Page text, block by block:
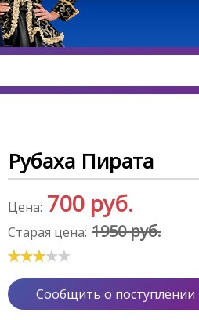
Рубаха Пирата
Цена: 700 руб.
Старая цена: 1950 руб.
Сообщить о поступлении